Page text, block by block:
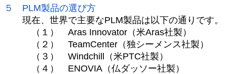
５ PLM製品の選び方
現在、世界で主要なPLM製品は以下の通りです。
（１） Aras Innovator（米Aras社製）
（２） TeamCenter（独シーメンス社製）
（３） Windchill（米PTC社製）
（４） ENOVIA（仏ダッソー社製）